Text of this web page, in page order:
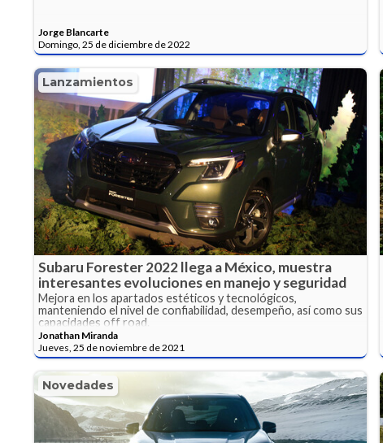
Jorge Blancarte
Domingo, 25 de diciembre de 2022
Lanzamientos
Subaru Forester 2022 llega a México, muestra
interesantes evoluciones en manejo y seguridad
Mejora en los apartados estéticos y tecnológicos,
manteniendo el nivel de confiabilidad, desempeño, así como sus
capacidades off road.
Jonathan Miranda
Jueves, 25 de noviembre de 2021
Novedades